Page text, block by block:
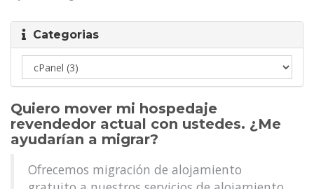
Categorias
Quiero mover mi hospedaje
revendedor actual con ustedes. ¿Me
ayudarían a migrar?
Ofrecemos migración de alojamiento